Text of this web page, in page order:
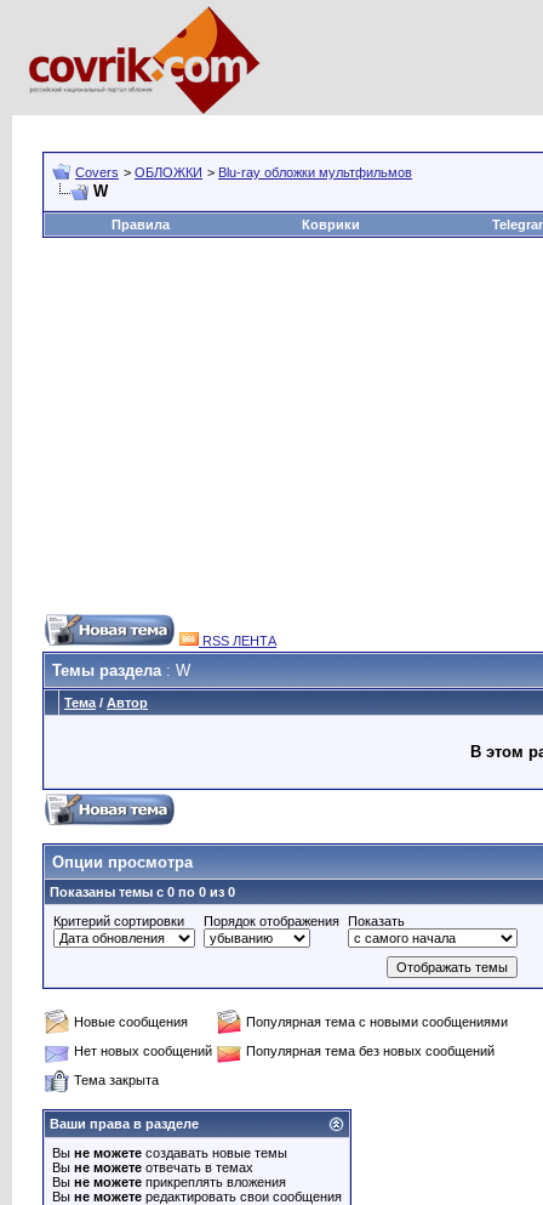
Covers > ОБЛОЖКИ > Blu-ray обложки мультфильмов
W
Правила Коврики
RSS ЛЕНТА
Темы раздела: W
Тема / Автор
В этом
Опции просмотра
Показаны темы с 0 по 0 из 0
Критерий сортировки
Порядок отображения Показать
Новые сообщения
Популярная тема с новыми сообщениями
Нет новых сообщений
Популярная тема без новых сообщений
Тема закрыта
Ваши права в разделе
Вы не можете создавать новые темы
Вы не можете отвечать в темах
Вы не можете прикреплять вложения
Вы не можете редактировать свои сообщения